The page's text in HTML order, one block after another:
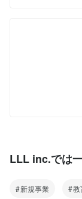
LLL inc.では
新規事業